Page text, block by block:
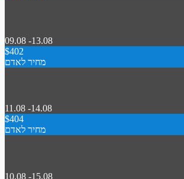
09.08 -13.08
$402
מחיר לאדם
11.08 -14.08
$404
מחיר לאדם
10.08 -15.08